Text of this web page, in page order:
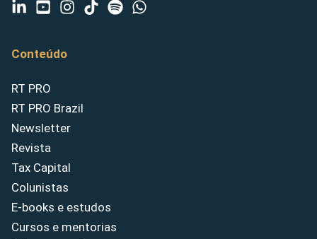
Conteúdo
RT PRO
RT PRO Brazil
Newsletter
Revista
Tax Capital
Colunistas
E-books e estudos
Cursos e mentorias